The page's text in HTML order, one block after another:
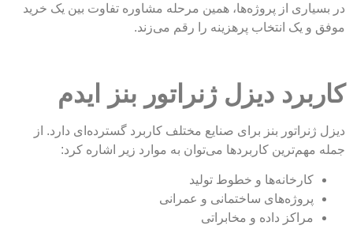
در بسیاری از پروژه‌ها، همین مرحله مشاوره تفاوت بین یک خرید
موفق و یک انتخاب پرهزینه را رقم می‌زند.
کاربرد دیزل ژنراتور بنز ایدم
دیزل ژنراتور بنز برای صنایع مختلف کاربرد گسترده‌ای دارد. از
جمله مهم‌ترین کاربردها می‌توان به موارد زیر اشاره کرد:
کارخانه‌ها و خطوط تولید
پروژه‌های ساختمانی و عمرانی
مراکز داده و مخابراتی